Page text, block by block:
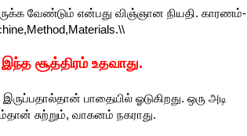
வேண்டும் என்பது விஞ்ஞான நியதி. காரணம்-
சூத்திரம் உதவாது.
பாதையில் ஓடுகிறது. ஒரு அடி
சுற்றும், வாகனம் நகராது.